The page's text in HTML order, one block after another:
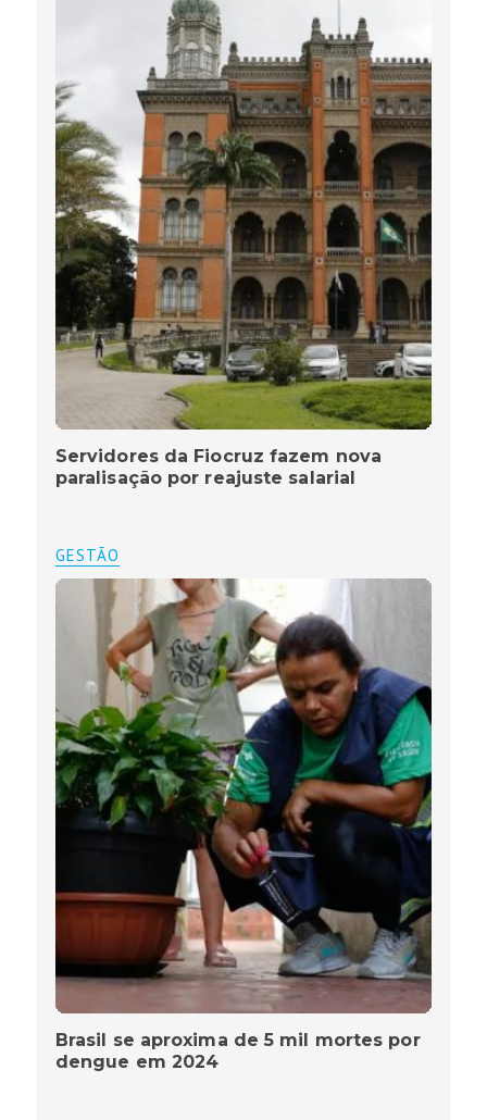
Servidores da Fiocruz fazem nova
paralisação por reajuste salarial
GESTÃO
Brasil se aproxima de 5 mil mortes por
dengue em 2024